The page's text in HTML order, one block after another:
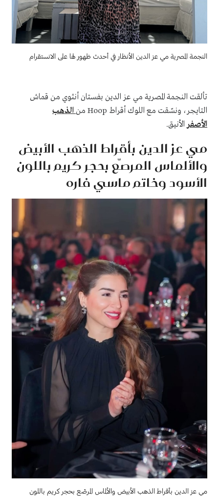
النجمة المصرية مي عز الدين الأنظار في أحدث ظهور لها على الانستقرام
تألقت النجمة المصرية مي عز الدين بفستان أنثوي من قماش
التايجر، ونسّقت مع اللوك أقراط Hoop من
الذهب
الأصفر الأنيق.
مي عز الدين بأقراط الذهب الأبيض
والألماس المرصّع بحجر كريم باللون
الأسود وخاتم ماسي فاره
مي عز الدين بأقراط الذهب الأبيض والألماس المرصّع بحجر كريم باللون